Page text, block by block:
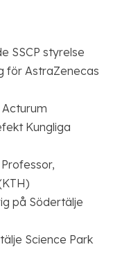
SSCP styrelse
för AstraZenecas
Kungliga
på Södertälje
Science Park